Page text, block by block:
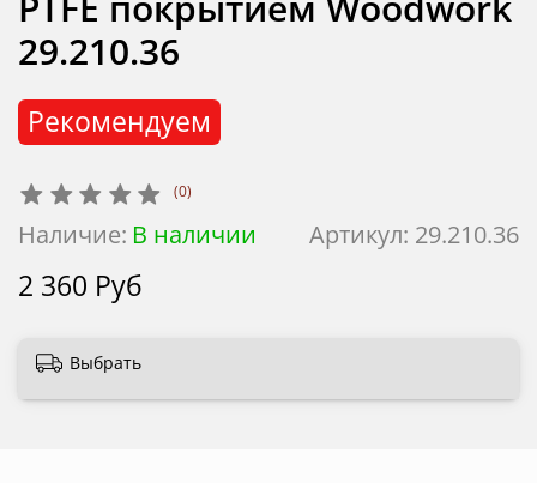
(0)
Артикул: 29.210.36
Наличие: В наличии
Рекомендуем
29.210.36
2 360 Руб
Выбрать